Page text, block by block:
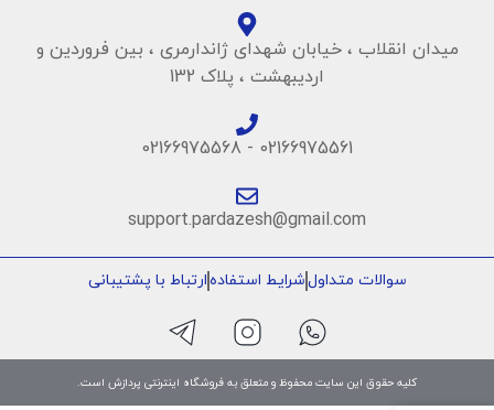
میدان انقلاب ، خیابان شهدای ژاندارمری ، بین فروردین و
اردیبهشت ، پلاک 132
02166975561 - 02166975568
support.pardazesh@gmail.com
سوالات متداولشرایط استفادهارتباط با پشتیبانی
کلیه حقوق این سایت محفوظ و متعلق به فروشگاه اینترنتی پردازش است.